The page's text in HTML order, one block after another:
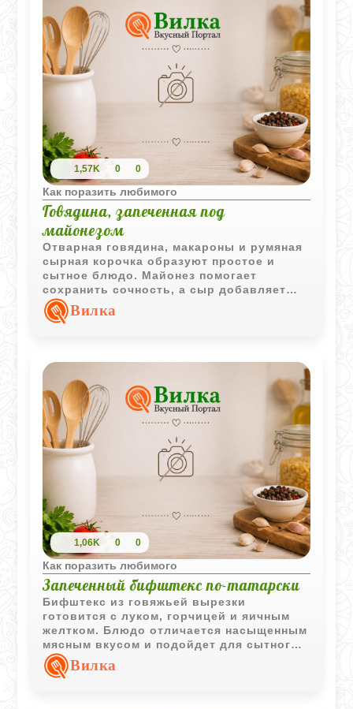
1,57K 0 0
Как поразить любимого
Говядина, запеченная под
майонезом
Отварная говядина, макароны и румяная
сырная корочка образуют простое и
сытное блюдо. Майонез помогает
сохранить сочность, а сыр добавляет
аппетитный запеченный верх.
Вилка
1,06K 0 0
Как поразить любимого
Запеченный бифштекс по-татарски
Бифштекс из говяжьей вырезки
готовится с луком, горчицей и яичным
желтком. Блюдо отличается насыщенным
мясным вкусом и подойдет для сытного
обеда или ужина.
Вилка